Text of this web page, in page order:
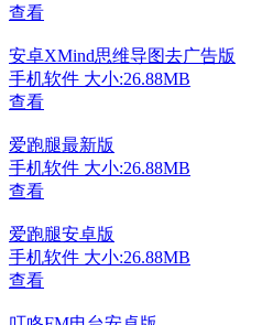
查看
安卓XMind思维导图去广告版
手机软件 大小:26.88MB
查看
爱跑腿最新版
手机软件 大小:26.88MB
查看
爱跑腿安卓版
手机软件 大小:26.88MB
查看